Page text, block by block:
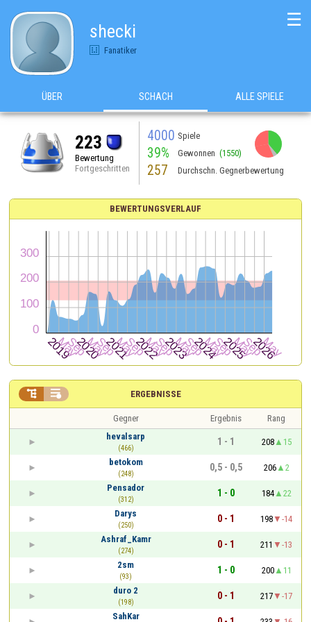
shecki
Fanatiker
☰
ÜBER SCHACH ALLE SPIELE
223
Bewertung
Fortgeschritten
4000 Spiele
39% Gewonnen (1550)
257 Durchschn. Gegnerbewertung
BEWERTUNGSVERLAUF
ERGEBNISSE
 
Gegner Ergebnis
Rang
hevalsarp
(466)
1 - 1 208
15
betokom
(248)
0,5 - 0,5 206
2
Pensador
(312)
1 - 0 184
22
Darys
(250)
0 - 1 198
-14
Ashraf_Kamr
(274)
0 - 1 211
-13
2sm
(93)
1 - 0 200
11
duro 2
(198)
0 - 1 217
-17
SahKar